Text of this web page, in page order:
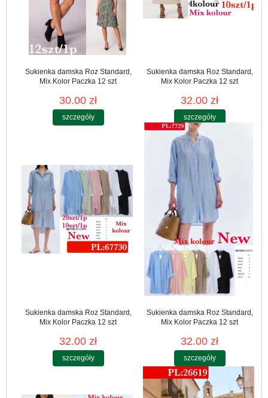
Sukienka damska Roz Standard,
Mix Kolor Paczka 12 szt
30.00 zł
szczegóły
Sukienka damska Roz Standard,
Mix Kolor Paczka 12 szt
32.00 zł
szczegóły
Sukienka damska Roz Standard,
Mix Kolor Paczka 12 szt
32.00 zł
szczegóły
Sukienka damska Roz Standard,
Mix Kolor Paczka 12 szt
32.00 zł
szczegóły